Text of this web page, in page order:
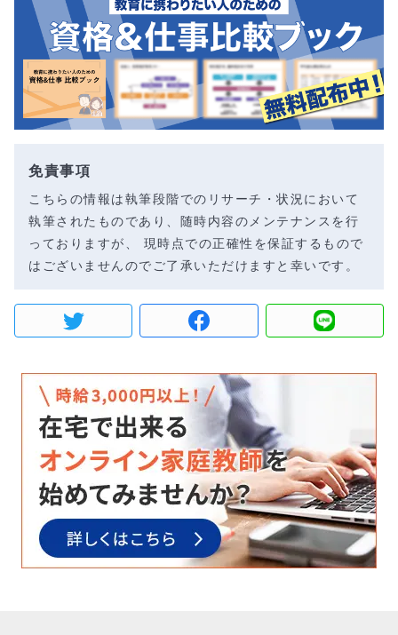
免責事項
こちらの情報は執筆段階でのリサーチ・状況において
執筆されたものであり、随時内容のメンテナンスを行
っておりますが、 現時点での正確性を保証するもので
はございませんのでご了承いただけますと幸いです。